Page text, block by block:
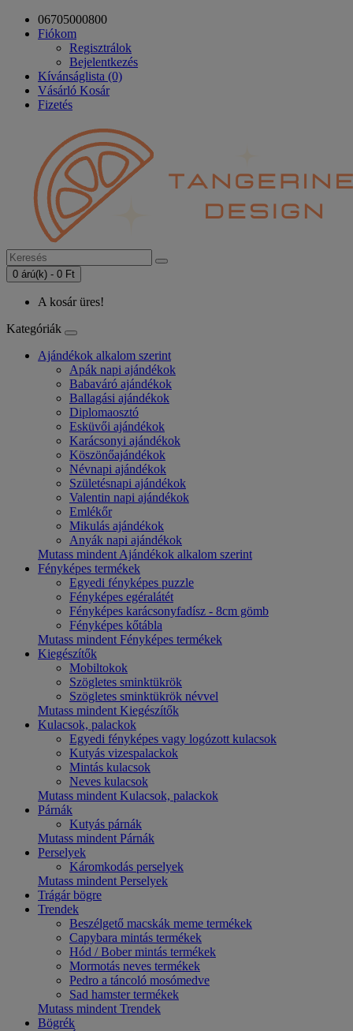
06705000800
Fiókom
Regisztrálok
Bejelentkezés
Kívánságlista (0)
Vásárló Kosár
Fizetés
0 árú(k) - 0 Ft
A kosár üres!
Kategóriák
Ajándékok alkalom szerint
Apák napi ajándékok
Babaváró ajándékok
Ballagási ajándékok
Diplomaosztó
Esküvői ajándékok
Karácsonyi ajándékok
Köszönőajándékok
Névnapi ajándékok
Születésnapi ajándékok
Valentin napi ajándékok
Emlékőr
Mikulás ajándékok
Anyák napi ajándékok
Mutass mindent Ajándékok alkalom szerint
Fényképes termékek
Egyedi fényképes puzzle
Fényképes egéralátét
Fényképes karácsonyfadísz - 8cm gömb
Fényképes kőtábla
Mutass mindent Fényképes termékek
Kiegészítők
Mobiltokok
Szögletes sminktükrök
Szögletes sminktükrök névvel
Mutass mindent Kiegészítők
Kulacsok, palackok
Egyedi fényképes vagy logózott kulacsok
Kutyás vizespalackok
Mintás kulacsok
Neves kulacsok
Mutass mindent Kulacsok, palackok
Párnák
Kutyás párnák
Mutass mindent Párnák
Perselyek
Káromkodás perselyek
Mutass mindent Perselyek
Trágár bögre
Trendek
Beszélgető macskák meme termékek
Capybara mintás termékek
Hód / Bober mintás termékek
Mormotás neves termékek
Pedro a táncoló mosómedve
Sad hamster termékek
Mutass mindent Trendek
Bögrék